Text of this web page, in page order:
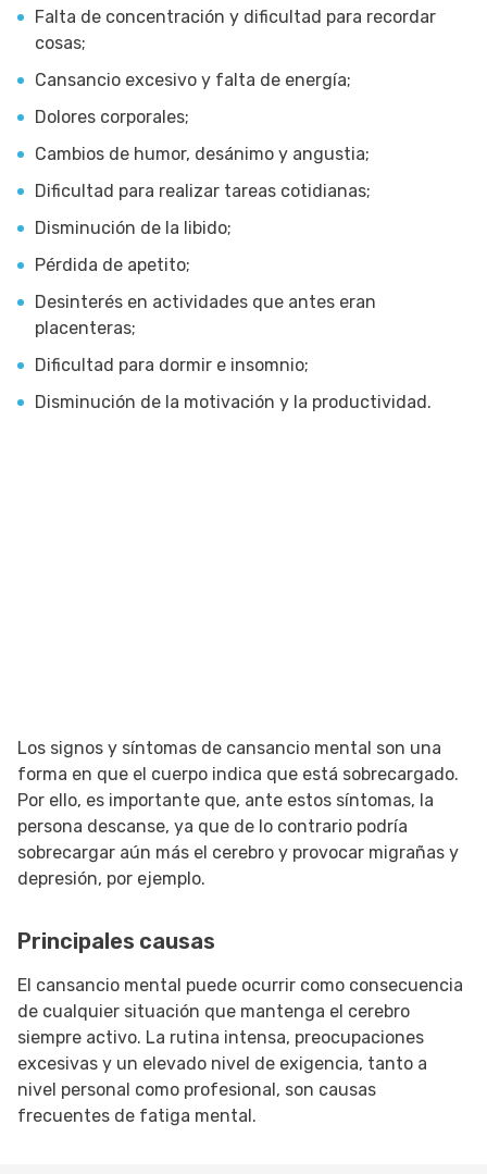
Falta de concentración y dificultad para recordar
cosas;
Cansancio excesivo y falta de energía;
Dolores corporales;
Cambios de humor, desánimo y angustia;
Dificultad para realizar tareas cotidianas;
Disminución de la libido;
Pérdida de apetito;
Desinterés en actividades que antes eran
placenteras;
Dificultad para dormir e insomnio;
Disminución de la motivación y la productividad.
Los signos y síntomas de cansancio mental son una
forma en que el cuerpo indica que está sobrecargado.
Por ello, es importante que, ante estos síntomas, la
persona descanse, ya que de lo contrario podría
sobrecargar aún más el cerebro y provocar migrañas y
depresión, por ejemplo.
Principales causas
El cansancio mental puede ocurrir como consecuencia
de cualquier situación que mantenga el cerebro
siempre activo. La rutina intensa, preocupaciones
excesivas y un elevado nivel de exigencia, tanto a
nivel personal como profesional, son causas
frecuentes de fatiga mental.